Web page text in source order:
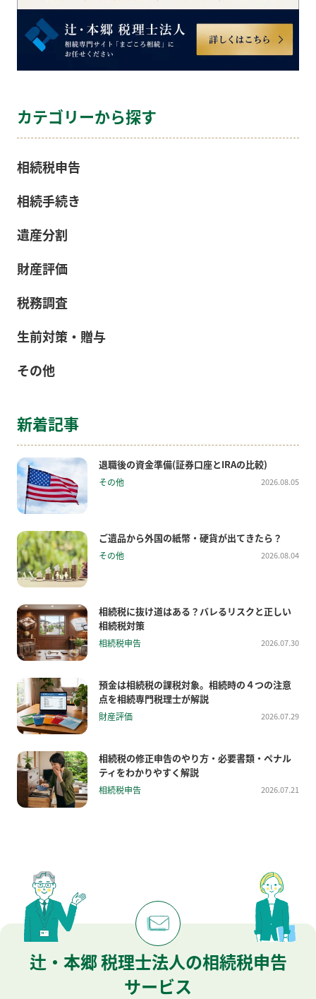
カテゴリーから探す
相続税申告
相続手続き
遺産分割
財産評価
税務調査
生前対策・贈与
その他
新着記事
退職後の資金準備(証券口座とIRAの比較)
2026.08.05
その他
ご遺品から外国の紙幣・硬貨が出てきたら？
2026.08.04
その他
相続税に抜け道はある？バレるリスクと正しい
相続税対策
2026.07.30
相続税申告
預金は相続税の課税対象。相続時の４つの注意
点を相続専門税理士が解説
2026.07.29
財産評価
相続税の修正申告のやり方・必要書類・ペナル
ティをわかりやすく解説
2026.07.21
相続税申告
辻・本郷 税理士法人の相続税申告
サービス